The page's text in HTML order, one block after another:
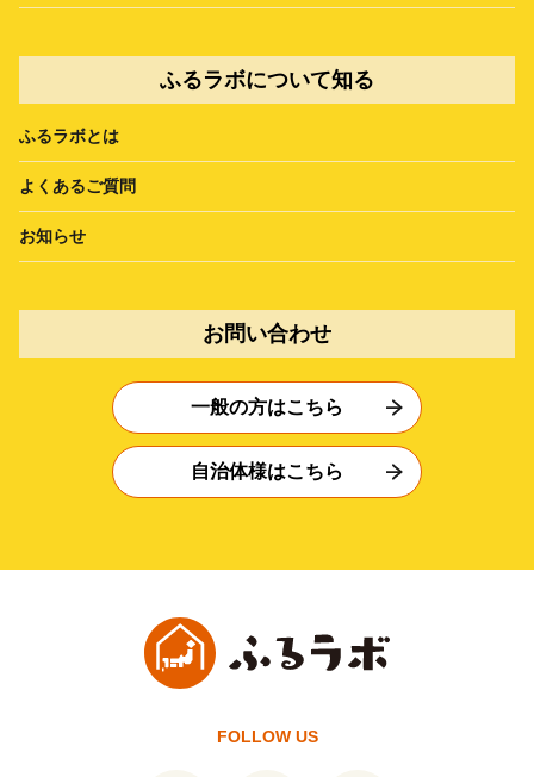
ふるラボについて知る
ふるラボとは
よくあるご質問
お知らせ
お問い合わせ
一般の方はこちら
自治体様はこちら
FOLLOW US